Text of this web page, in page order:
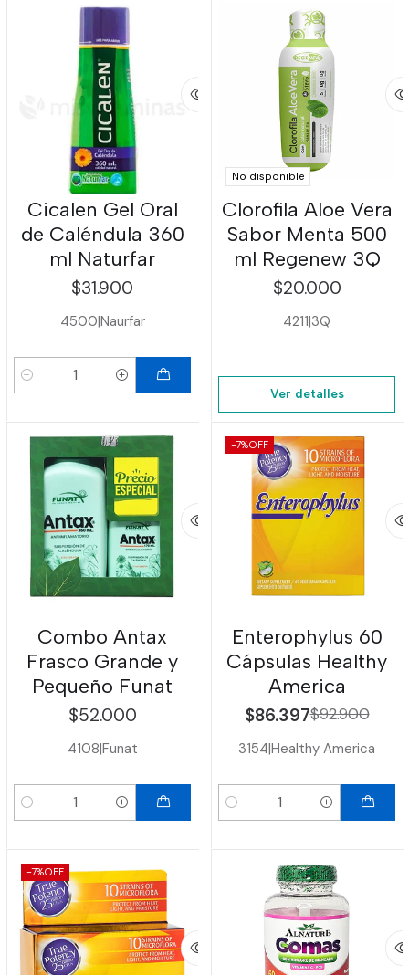
Cicalen Gel Oral
de Caléndula 360
ml Naturfar
$31.900
4500|Naurfar
Cantidad
No disponible
Clorofila Aloe Vera
Sabor Menta 500
ml Regenew 3Q
$20.000
4211|3Q
Ver detalles
Combo Antax
Frasco Grande y
Pequeño Funat
$52.000
4108|Funat
Cantidad
-7%OFF
Enterophylus 60
Cápsulas Healthy
America
$86.397$92.900
3154|Healthy America
Cantidad
-7%OFF